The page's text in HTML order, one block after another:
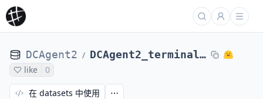
DCAgent2 / DCAgent2_terminal_bench_2_DCAgent_nl2bash-nl2bash-bugsseq_Qwen3-8B-maxEps24-1124596eb45
like 0
在 datasets 中使用